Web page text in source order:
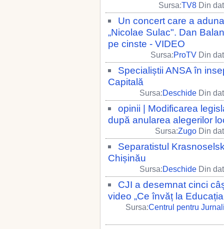
Sursa:TV8 Din
Un concert care a
„Nicolae Sulac". Dan
pe cinste - VIDEO
Sursa:ProTV Din
Specialiștii ANSA în
Capitală
Sursa:Deschide Din
opinii | Modificarea
după anularea alegerilor
Sursa:Zugo Din
Separatistul
Chișinău
Sursa:Deschide Din
CJI a desemnat cinci
video „Ce învăț la
Sursa:Centrul pentru